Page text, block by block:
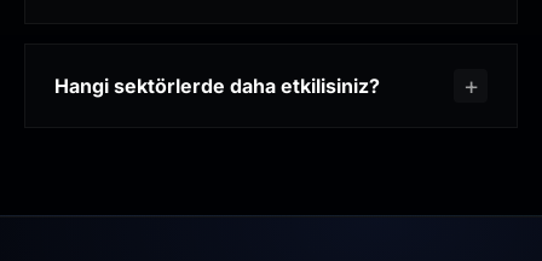
Hangi sektörlerde daha etkilisiniz?